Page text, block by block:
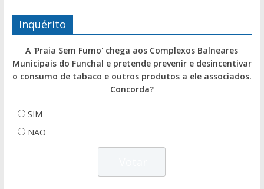
Inquérito
A 'Praia Sem Fumo' chega aos Complexos Balneares
Municipais do Funchal e pretende prevenir e desincentivar
o consumo de tabaco e outros produtos a ele associados.
Concorda?
SIM
NÃO